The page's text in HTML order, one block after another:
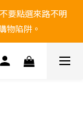
日配達」 ，有送
。
要點選來路不明
物陷阱。
日配達」 ，有送